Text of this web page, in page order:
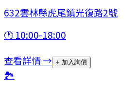
632雲林縣虎尾鎮光復路2號
🕐 10:00-18:00
查看詳情 → + 加入詢價
🏞